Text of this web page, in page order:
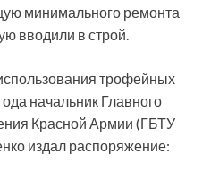
минимального ремонта
вводили в строй.
трофейных
начальник Главного
Красной Армии (ГБТУ
издал распоряжение: